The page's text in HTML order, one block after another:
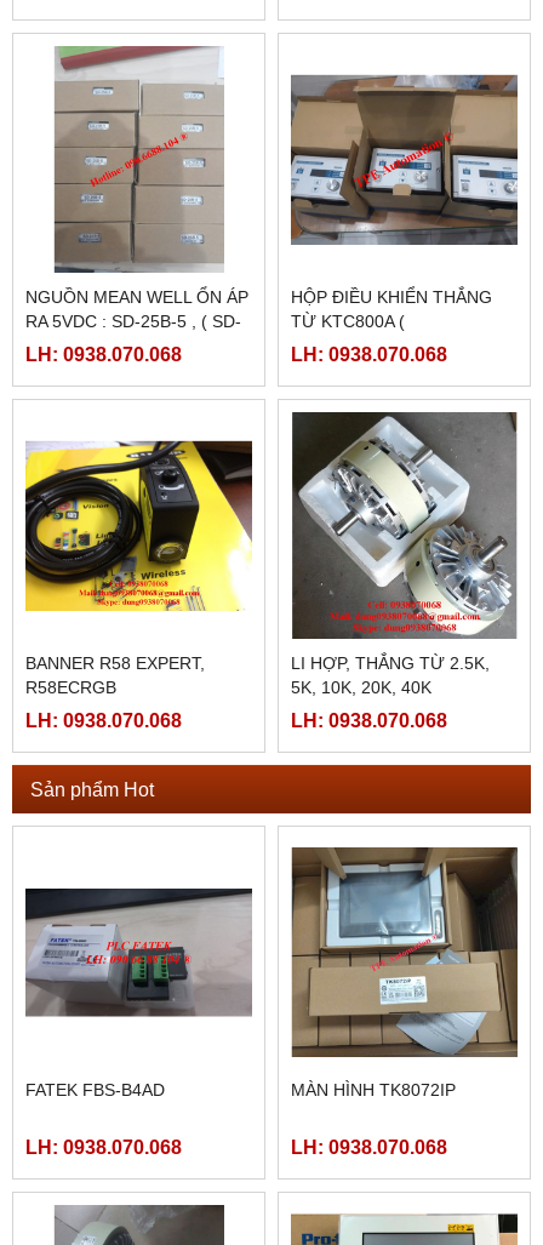
NGUỒN MEAN WELL ỔN ÁP
RA 5VDC : SD-25B-5 , ( SD-
25B-12, SD-25B-24)
LH: 0938.070.068
HỘP ĐIỀU KHIỂN THẮNG
TỪ KTC800A (
24VDC/4AMPE)
LH: 0938.070.068
BANNER R58 EXPERT,
R58ECRGB
LH: 0938.070.068
LI HỢP, THẮNG TỪ 2.5K,
5K, 10K, 20K, 40K
LH: 0938.070.068
Sản phẩm Hot
FATEK FBS-B4AD
LH: 0938.070.068
MÀN HÌNH TK8072IP
LH: 0938.070.068